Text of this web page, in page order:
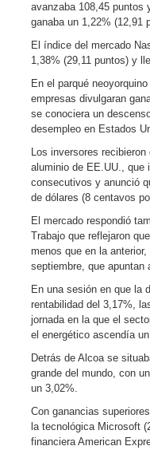
avanzaba 108,45 puntos
ganaba un 1,22% (12,91
El índice del mercado
1,38% (29,11 puntos) y
En el parqué
empresas divulgaran
se conociera un
desempleo en Estados
Los inversores
aluminio de EE.UU., que
consecutivos y anunció
de dólares (8 centavos
El mercado respondió
Trabajo que reflejaron
menos que en la
septiembre, que apuntan
En una sesión en que la
rentabilidad del 3,17%,
jornada en la que el
el energético ascendía
Detrás de Alcoa se
grande del mundo, con
un 3,02%.
Con ganancias
la tecnológica Microsoft
financiera American